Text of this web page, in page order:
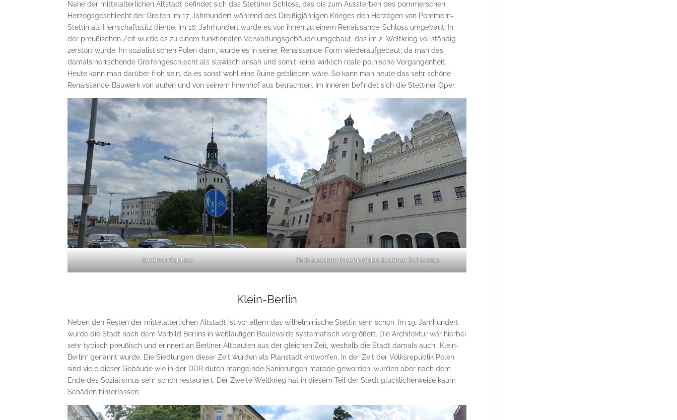
Nahe der mittelalterlichen Altstadt befindet sich das Stettiner Schloss, das bis zum Aussterben des pommerschen
Herzogsgeschlecht der Greifen im 17. Jahrhundert während des Dreißigjährigen Krieges den Herzögen von Pommern-
Stettin als Herrschaftssitz diente. Im 16. Jahrhundert wurde es von ihnen zu einem Renaissance-Schloss umgebaut. In
der preußischen Zeit wurde es zu einem funktionalen Verwaltungsgebäude umgebaut, das im 2. Weltkrieg vollständig
zerstört wurde. Im sozialistischen Polen dann, wurde es in seiner Renaissance-Form wiederaufgebaut, da man das
damals herrschende Greifengeschlecht als slawisch ansah und somit keine wirklich reale polnische Vergangenheit.
Heute kann man darüber froh sein, da es sonst wohl eine Ruine geblieben wäre. So kann man heute das sehr schöne
Renaissance-Bauwerk von außen und von seinem Innenhof aus betrachten. Im Inneren befindet sich die Stettiner Oper.
Stettiner Schloss Blick aus dem Innenhof des Stettiner Schlosses
Klein-Berlin
Neben den Resten der mittelalterlichen Altstadt ist vor allem das wilhelminische Stettin sehr schön. Im 19. Jahrhundert
wurde die Stadt nach dem Vorbild Berlins in weitläufigen Boulevards systematisch vergrößert. Die Architektur war hierbei
sehr typisch preußisch und erinnert an Berliner Altbauten aus der gleichen Zeit, weshalb die Stadt damals auch „Klein-
Berlin“ genannt wurde. Die Siedlungen dieser Zeit wurden als Planstadt entworfen. In der Zeit der Volksrepublik Polen
sind viele dieser Gebäude wie in der DDR durch mangelnde Sanierungen marode geworden, wurden aber nach dem
Ende des Sozialismus sehr schön restauriert. Der Zweite Weltkrieg hat in diesem Teil der Stadt glücklicherweise kaum
Schäden hinterlassen.